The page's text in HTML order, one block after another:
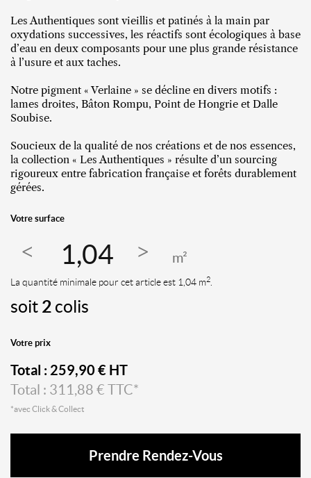
Les Authentiques sont vieillis et patinés à la main par
oxydations successives, les réactifs sont écologiques à base
d’eau en deux composants pour une plus grande résistance
à l’usure et aux taches.
Notre pigment « Verlaine » se décline en divers motifs :
lames droites, Bâton Rompu, Point de Hongrie et Dalle
Soubise.
Soucieux de la qualité de nos créations et de nos essences,
la collection « Les Authentiques » résulte d’un sourcing
rigoureux entre fabrication française et forêts durablement
gérées.
Votre surface
m²
La quantité minimale pour cet article est 1,04 m2
soit 2 colis
Votre prix
Total : 259,90 € HT
Total : 311,88 € TTC*
*avec Click & Collect
Prendre Rendez-Vous